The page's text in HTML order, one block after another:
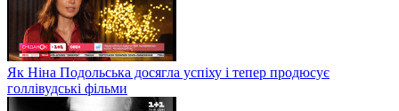
Як Ніна Подольська досягла успіху і тепер продюсує
голлівудські фільми